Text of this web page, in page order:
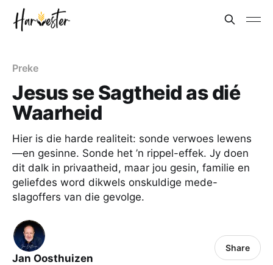
Preke
Jesus se Sagtheid as dié
Waarheid
Hier is die harde realiteit: sonde verwoes lewens
—en gesinne. Sonde het ’n rippel-effek. Jy doen
dit dalk in privaatheid, maar jou gesin, familie en
geliefdes word dikwels onskuldige mede-
slagoffers van die gevolge.
Jan Oosthuizen
Share